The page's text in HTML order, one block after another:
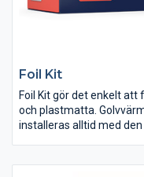
Foil Kit
Foil Kit gör det enkelt
och plastmatta.
installeras alltid med
Wifi. Med hjälp av